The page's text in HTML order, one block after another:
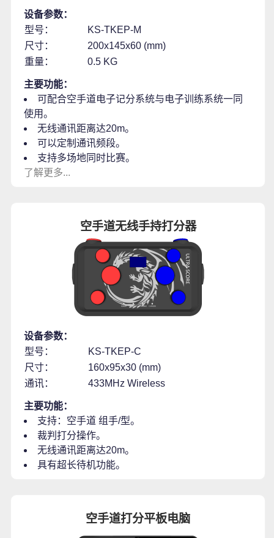
设备参数：
型号：
KS-TKEP-M
尺寸：
200x145x60 (mm)
重量：
0.5 KG
主要功能：
可配合空手道电子记分系统与电子训练系统一同
使用。
无线通讯距离达20m。
可以定制通讯频段。
支持多场地同时比赛。
了解更多...
空手道无线手持打分器
设备参数：
型号：
KS-TKEP-C
尺寸：
160x95x30 (mm)
通讯：
433MHz Wireless
主要功能：
支持：空手道 组手/型。
裁判打分操作。
无线通讯距离达20m。
具有超长待机功能。
空手道打分平板电脑